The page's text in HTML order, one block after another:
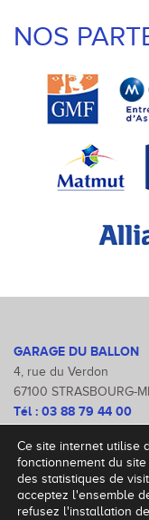
NOS
GARAGE DU BALLON
4, rue du Verdon
67100 STRASBOURG-
Tél : 03 88 79 44 00
Mentions légales
Ce site internet utilise
fonctionnement du
des statistiques de
acceptez l'ensemble
refusez l'installation